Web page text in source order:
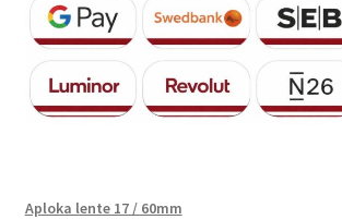
Aploka lente 17 / 60mm